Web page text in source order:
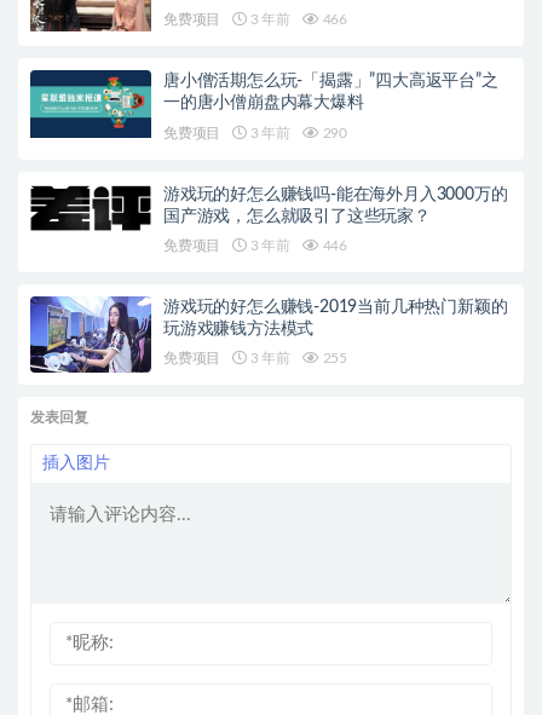
免费项目 3 年前 466
唐小僧活期怎么玩-「揭露」”四大高返平台”之
一的唐小僧崩盘内幕大爆料
免费项目 3 年前 290
游戏玩的好怎么赚钱吗-能在海外月入3000万的
国产游戏，怎么就吸引了这些玩家？
免费项目 3 年前 446
游戏玩的好怎么赚钱-2019当前几种热门新颖的
玩游戏赚钱方法模式
免费项目 3 年前 255
发表回复
插入图片